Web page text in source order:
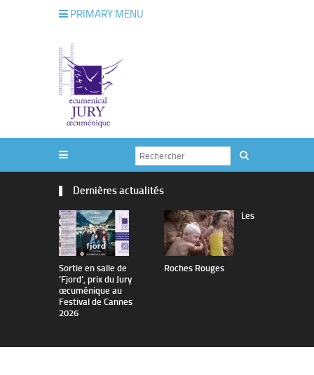
PRIMARY MENU
Dernières actualités
Sortie en salle de
’Fjord’, prix du Jury
œcuménique au
Festival de Cannes
2026
Les
Roches Rouges